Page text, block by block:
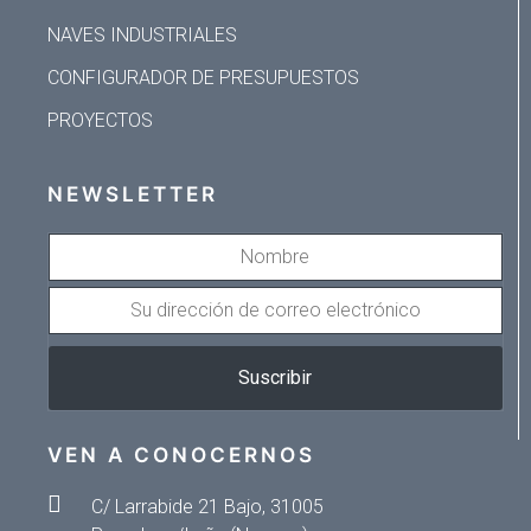
NAVES INDUSTRIALES
CONFIGURADOR DE PRESUPUESTOS
PROYECTOS
NEWSLETTER
DIRECCIÓN
Suscribir
VEN A CONOCERNOS
C/ Larrabide 21 Bajo, 31005